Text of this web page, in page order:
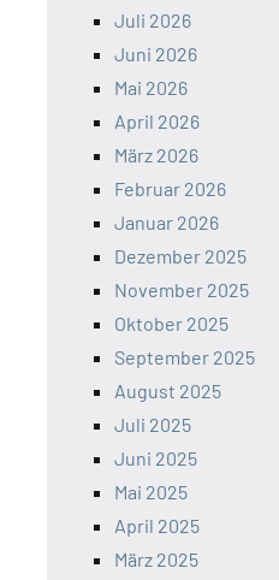
Juli 2026
Juni 2026
Mai 2026
April 2026
März 2026
Februar 2026
Januar 2026
Dezember 2025
November 2025
Oktober 2025
September 2025
August 2025
Juli 2025
Juni 2025
Mai 2025
April 2025
März 2025